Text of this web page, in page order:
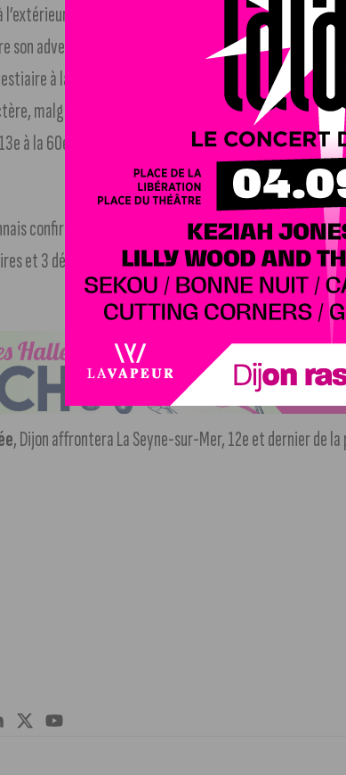
face à Fleurance (29-25), le Stade Dijonnais a
adversaire du jour. Cet après-midi, les Dijonnais ont
à la pause avec une avance de 5 points (8-3). En
malgré un essai de pénalité encaissé (11-13 à la 57e
à la 60e minute), et garder un point d’avance au
confirme une dynamique positive, en ce début de
et 3 défaites. Le club est désormais 8e, avec 4 points
, Dijon affrontera La Seyne-sur-Mer, 12e et dernier de